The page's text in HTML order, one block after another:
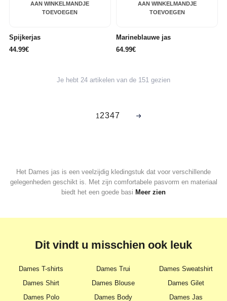
AAN WINKELMANDJE
TOEVOEGEN
Spijkerjas
44.99€
AAN WINKELMANDJE
TOEVOEGEN
Marineblauwe jas
64.99€
Je hebt 24 artikelen van de 151 gezien
1 2347
Het Dames jas is een veelzijdig kledingstuk dat voor verschillende
gelegenheden geschikt is. Met zijn comfortabele pasvorm en materiaal
biedt het een goede basi Meer zien
Dit vindt u misschien ook leuk
Dames T-shirts Dames Trui
Dames Sweatshirt
Dames Shirt
Dames Blouse
Dames Gilet
Dames Polo
Dames Body Dames Jas